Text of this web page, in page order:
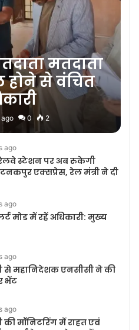
मतदाता
होने से वंचित
ago 0 2
ago
स्टेशन पर अब रुकेगी
एक्सप्रेस, रेल मंत्री ने दी
ago
मोड में रहें अधिकारी: मुख्य
ago
से महानिदेशक एनसीसी ने की
भेंट
ago
की मॉनिटरिंग में राहत एवं